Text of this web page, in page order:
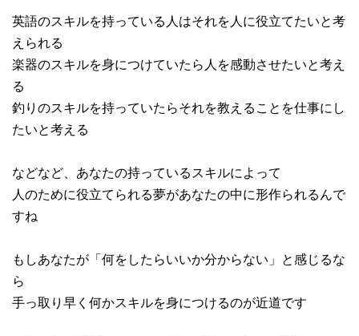
英語のスキルを持っている人はそれを人に役立てたいと考
えられる
楽器のスキルを身につけていたら人を感動させたいと考え
る
釣りのスキルを持っていたらそれを教えることを仕事にし
たいと考える
などなど、あなたの持っているスキルによって
人のために役立てられる夢があなたの中に形作られるんで
すね
もしあなたが「何をしたらいいか分からない」と感じるな
ら
手っ取り早く何かスキルを身につけるのが近道です